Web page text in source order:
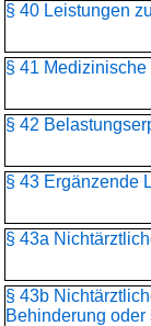
§ 40 Leistungen
§ 41
§ 42
§ 43 Ergänzende
§ 43a
§ 43b
Behinderung